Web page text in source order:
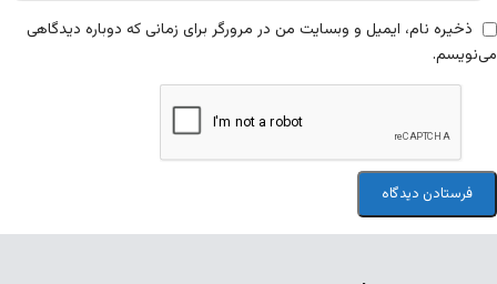
ذخیره نام، ایمیل و وبسایت من در مرورگر برای زمانی که دوباره دیدگاهی
می‌نویسم.